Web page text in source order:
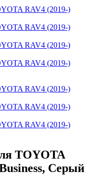
TOYOTA
Серый